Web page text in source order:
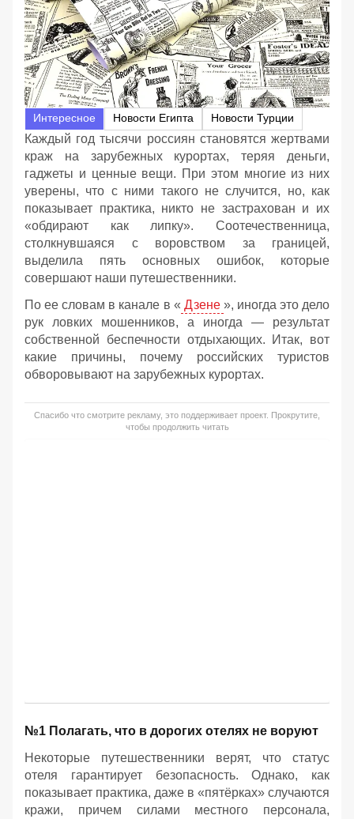
Интересное Новости Египта Новости Турции
Каждый год тысячи россиян становятся жертвами
краж на зарубежных курортах, теряя деньги,
гаджеты и ценные вещи. При этом многие из них
уверены, что с ними такого не случится, но, как
показывает практика, никто не застрахован и их
«обдирают как липку». Соотечественница,
столкнувшаяся с воровством за границей,
выделила пять основных ошибок, которые
совершают наши путешественники.
По ее словам в канале в « Дзене », иногда это дело
рук ловких мошенников, а иногда — результат
собственной беспечности отдыхающих. Итак, вот
какие причины, почему российских туристов
обворовывают на зарубежных курортах.
Спасибо что смотрите рекламу, это поддерживает проект. Прокрутите,
чтобы продолжить читать
№1 Полагать, что в дорогих отелях не воруют
Некоторые путешественники верят, что статус
отеля гарантирует безопасность. Однако, как
показывает практика, даже в «пятёрках» случаются
кражи, причем силами местного персонала,